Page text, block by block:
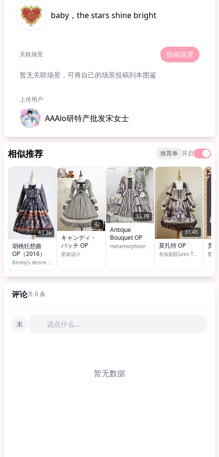
baby，the stars shine bright
关联场景 投稿场景
暂无关联场景，可将自己的场景投稿到本图鉴
上传用户
AAAlo研特产批发宋女士
相似推荐 推荐单 开启
43.36
胡桃狂想曲
OP（2016）
Benny's desire 班尼的私心
42
キャンディ・
パッチ OP
星箱设计
33.79
Antique
Bouquet OP
metamorphose
31.45
莫扎特 OP
衣知剧院Lees Theater/衣知剧院STUDIO
贵
评论共 0 条
未 说点什么…
暂无数据